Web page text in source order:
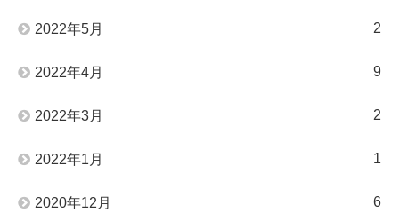
2022年5月 2
2022年4月 9
2022年3月 2
2022年1月 1
2020年12月 6